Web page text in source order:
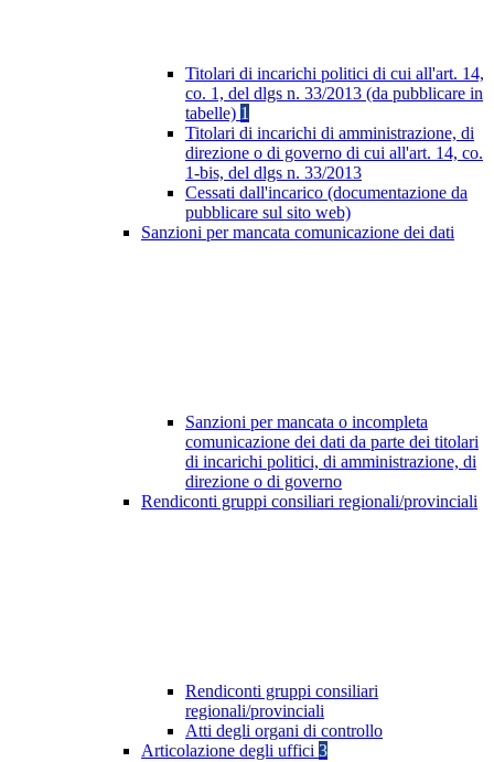
Titolari di incarichi politici di cui all'art. 14,
co. 1, del dlgs n. 33/2013 (da pubblicare in
tabelle) 1
Titolari di incarichi di amministrazione, di
direzione o di governo di cui all'art. 14, co.
1-bis, del dlgs n. 33/2013
Cessati dall'incarico (documentazione da
pubblicare sul sito web)
Sanzioni per mancata comunicazione dei dati
Sanzioni per mancata o incompleta
comunicazione dei dati da parte dei titolari
di incarichi politici, di amministrazione, di
direzione o di governo
Rendiconti gruppi consiliari regionali/provinciali
Rendiconti gruppi consiliari
regionali/provinciali
Atti degli organi di controllo
Articolazione degli uffici 3